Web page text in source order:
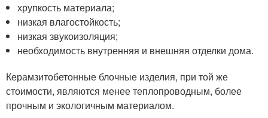
хрупкость материала;
низкая влагостойкость;
низкая звукоизоляция;
необходимость внутренняя и внешняя отделки дома.
Керамзитобетонные блочные изделия, при той же
стоимости, являются менее теплопроводным, более
прочным и экологичным материалом.